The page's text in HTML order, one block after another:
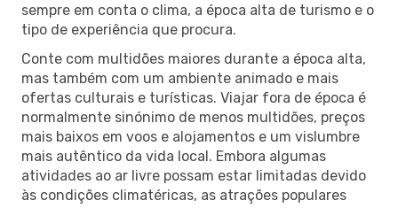
sempre em conta o clima, a época alta de turismo e o
tipo de experiência que procura.
Conte com multidões maiores durante a época alta,
mas também com um ambiente animado e mais
ofertas culturais e turísticas. Viajar fora de época é
normalmente sinónimo de menos multidões, preços
mais baixos em voos e alojamentos e um vislumbre
mais autêntico da vida local. Embora algumas
atividades ao ar livre possam estar limitadas devido
às condições climatéricas, as atrações populares